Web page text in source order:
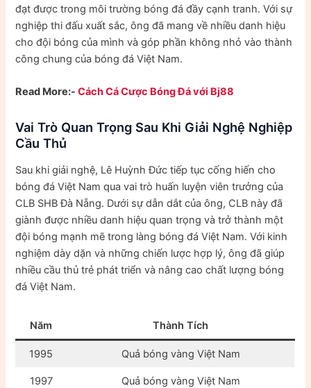
đạt được trong môi trường bóng đá đầy cạnh tranh. Với sự
nghiệp thi đấu xuất sắc, ông đã mang về nhiều danh hiệu
cho đội bóng của mình và góp phần không nhỏ vào thành
công chung của bóng đá Việt Nam.
Read More:-Cách Cá Cược Bóng Đá với Bj88
Vai Trò Quan Trọng Sau Khi Giải Nghệ Nghiệp
Cầu Thủ
Sau khi giải nghệ, Lê Huỳnh Đức tiếp tục cống hiến cho
bóng đá Việt Nam qua vai trò huấn luyện viên trưởng của
CLB SHB Đà Nẵng. Dưới sự dẫn dắt của ông, CLB này đã
giành được nhiều danh hiệu quan trọng và trở thành một
đội bóng mạnh mẽ trong làng bóng đá Việt Nam. Với kinh
nghiệm dày dặn và những chiến lược hợp lý, ông đã giúp
nhiều cầu thủ trẻ phát triển và nâng cao chất lượng bóng
đá Việt Nam.
Năm Thành Tích
1995 Quả bóng vàng Việt Nam
1997 Quả bóng vàng Việt Nam